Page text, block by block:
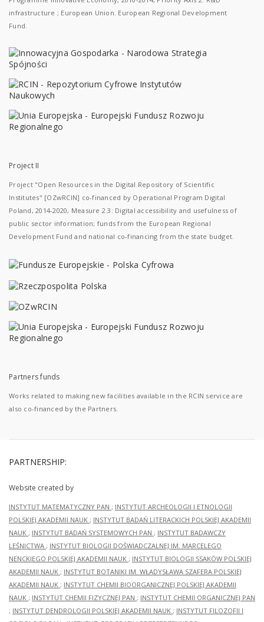
infrastructure ; European Union. European Regional Development
Fund.
Project II
Project "Open Resources in the Digital Repository of Scientific
Institutes" [OZwRCIN] co-financed by Operational Program Digital
Poland, 2014-2020, Measure 2.3: Digital accessibility and usefulness of
public sector information; funds from the European Regional
Development Fund and national co-financing from the state budget.
Partners funds
Works related to making new facilities available in the RCIN service are
also co-financed by the Partners.
PARTNERSHIP:
Website created by
INSTYTUT MATEMATYCZNY PAN ; INSTYTUT ARCHEOLOGII I ETNOLOGII
POLSKIEJ AKADEMII NAUK ; INSTYTUT BADAŃ LITERACKICH POLSKIEJ AKADEMII
NAUK ; INSTYTUT BADAŃ SYSTEMOWYCH PAN ; INSTYTUT BADAWCZY
LEŚNICTWA ; INSTYTUT BIOLOGII DOŚWIADCZALNEJ IM. MARCELEGO
NENCKIEGO POLSKIEJ AKADEMII NAUK ; INSTYTUT BIOLOGII SSAKÓW POLSKIEJ
AKADEMII NAUK ; INSTYTUT BOTANIKI IM. WŁADYSŁAWA SZAFERA POLSKIEJ
AKADEMII NAUK ; INSTYTUT CHEMII BIOORGANICZNEJ POLSKIEJ AKADEMII
NAUK ; INSTYTUT CHEMII FIZYCZNEJ PAN ; INSTYTUT CHEMII ORGANICZNEJ PAN
; INSTYTUT DENDROLOGII POLSKIEJ AKADEMII NAUK ; INSTYTUT FILOZOFII I